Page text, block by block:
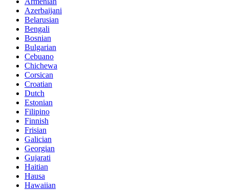
Azerbaijani
Belarusian
Bengali
Bosnian
Bulgarian
Cebuano
Chichewa
Corsican
Croatian
Dutch
Estonian
Filipino
Finnish
Frisian
Galician
Georgian
Gujarati
Haitian
Hausa
Hawaiian